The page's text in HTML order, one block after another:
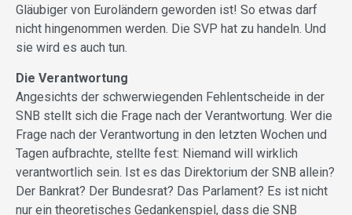
Gläubiger von Euroländern geworden ist! So etwas darf
nicht hingenommen werden. Die SVP hat zu handeln. Und
sie wird es auch tun.
Die Verantwortung
Angesichts der schwerwiegenden Fehlentscheide in der
SNB stellt sich die Frage nach der Verantwortung. Wer die
Frage nach der Verantwortung in den letzten Wochen und
Tagen aufbrachte, stellte fest: Niemand will wirklich
verantwortlich sein. Ist es das Direktorium der SNB allein?
Der Bankrat? Der Bundesrat? Das Parlament? Es ist nicht
nur ein theoretisches Gedankenspiel, dass die SNB